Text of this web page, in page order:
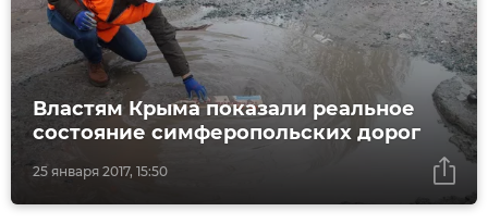
25 января 2017, 15:50
Властям Крыма показали реальное
состояние симферопольских дорог